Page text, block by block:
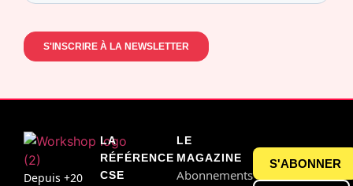
Depuis +20
LA
RÉFÉRENCE
CSE
LE
MAGAZINE
Abonnements
S'ABONNER